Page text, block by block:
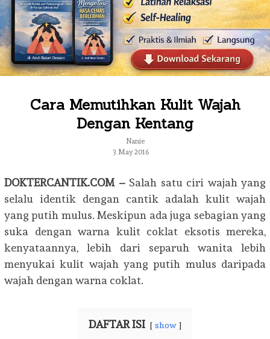
Cara Memutihkan Kulit Wajah
Dengan Kentang
Nanie
3 May 2016
DOKTERCANTIK.COM –Salah satu ciri wajah yang
selalu identik dengan cantik adalah kulit wajah
yang putih mulus. Meskipun ada juga sebagian yang
suka dengan warna kulit coklat eksotis mereka,
kenyataannya, lebih dari separuh wanita lebih
menyukai kulit wajah yang putih mulus daripada
wajah dengan warna coklat.
DAFTAR ISI show